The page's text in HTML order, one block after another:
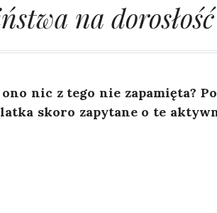
na dorosłość
nic z tego nie zapamięta?
skoro zapytane o te